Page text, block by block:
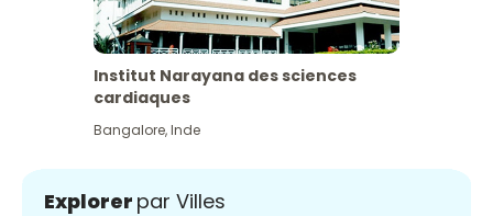
Institut Narayana des sciences
cardiaques
Bangalore,Inde
Explorer par Villes